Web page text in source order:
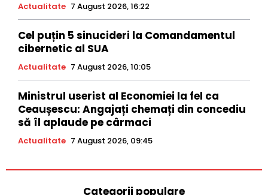
Actualitate 7 August 2026, 16:22
Cel puțin 5 sinucideri la Comandamentul
cibernetic al SUA
Actualitate 7 August 2026, 10:05
Ministrul userist al Economiei la fel ca
Ceaușescu: Angajați chemați din concediu
să îl aplaude pe cârmaci
Actualitate 7 August 2026, 09:45
Categorii populare